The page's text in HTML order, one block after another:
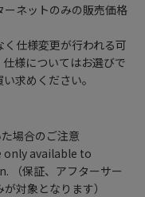
ネットのみの販売価格
仕様変更が行われる可
様についてはお選びで
求めください。
場合のご注意
available to
保証、アフターサー
対象となります）